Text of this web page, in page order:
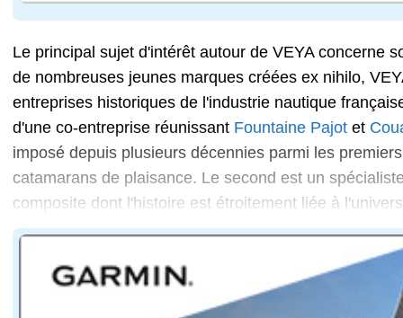
Le principal sujet d'intérêt autour de VEYA concerne
de nombreuses jeunes marques créées ex nihilo,
entreprises historiques de l'industrie nautique
d'une co-entreprise réunissant Fountaine Pajot et
imposé depuis plusieurs décennies parmi les
catamarans de plaisance. Le second est un
composite dont l'histoire est étroitement liée à
Cette organisation permet à VEYA de disposer de
Lancer un nouveau modèle de 53 pieds en 2026